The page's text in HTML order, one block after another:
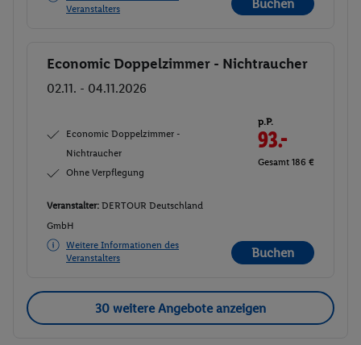
Veranstalters
Buchen
Buchen
Economic Doppelzimmer - Nichtraucher
02.11. - 04.11.2026
Economic Doppelzimmer -
Nichtraucher
Ohne Verpflegung
p.P.
93.-
Gesamt 186 €
Veranstalter: DERTOUR Deutschland
GmbH
Weitere Informationen des
Veranstalters
Buchen
30 weitere Angebote anzeigen